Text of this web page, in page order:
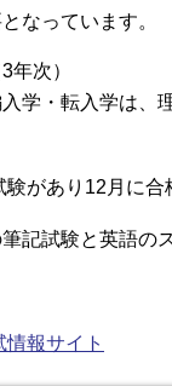
なっています。
年次）
学・転入学は、
があり12月に合
記試験と英語の
報サイト